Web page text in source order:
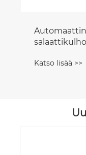
Katso lisää >>